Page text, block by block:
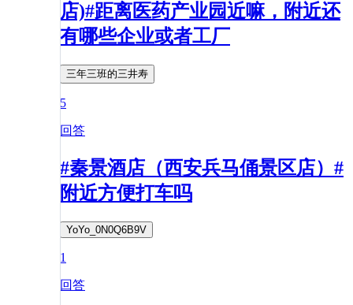
店)#距离医药产业园近嘛，附近还
有哪些企业或者工厂
三年三班的三井寿
5
回答
#秦景酒店（西安兵马俑景区店）#
附近方便打车吗
YoYo_0N0Q6B9V
1
回答